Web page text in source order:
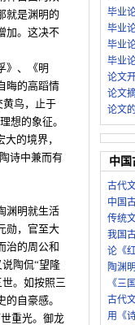
就是渊明的
加。这决不
》、《明
晦的高蹈情
黄鸟，止于
想的象征。
的境界，
诗中兼而有
渊明就生活
勋，官至大
治的周公和
陶侃“望隆
。如按照三
自豪感。
重光。御龙
毕业
毕业
毕业
毕业
论文
论文
论文
中国
古代
中国
传统
我国
论《
陶渊
《三
古代
用《